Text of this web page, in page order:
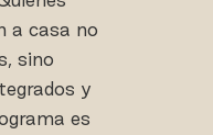
a casa no
sino
y
es